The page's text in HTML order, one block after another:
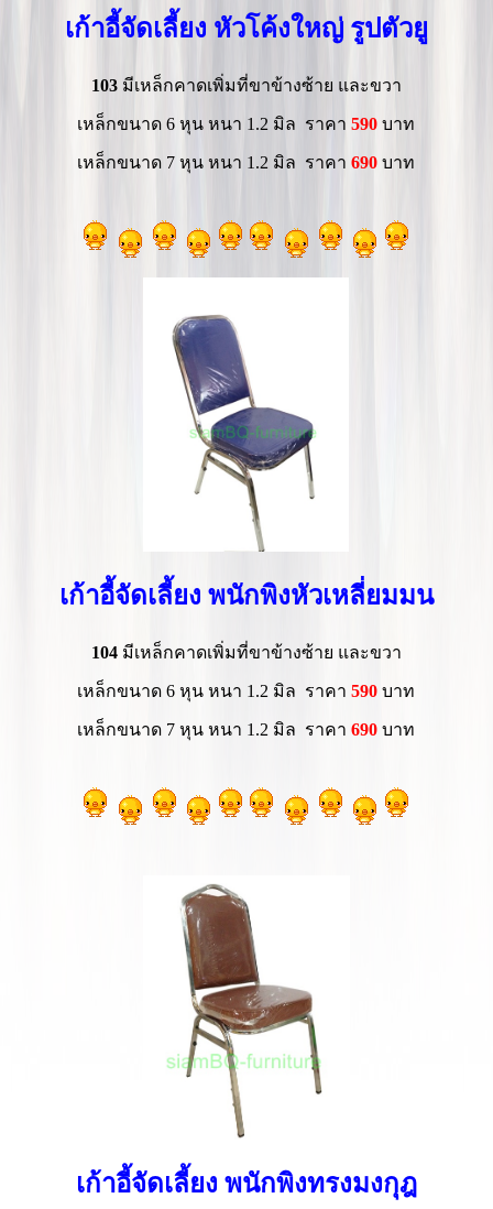
เก้าอี้จัดเลี้ยง หัวโค้งใหญ่ รูปตัวยู
103มีเหล็กคาดเพิ่มที่ขาข้างซ้าย และขวา
เหล็กขนาด 6 หุน หนา 1.2 มิล ราคา590 บาท
เหล็กขนาด 7 หุน หนา 1.2 มิล ราคา690 บาท
เก้าอี้จัดเลี้ยง พนักพิงหัวเหลี่ยมมน
104มีเหล็กคาดเพิ่มที่ขาข้างซ้าย และขวา
เหล็กขนาด 6 หุน หนา 1.2 มิล ราคา590 บาท
เหล็กขนาด 7 หุน หนา 1.2 มิล ราคา690 บาท
เก้าอี้จัดเลี้ยง พนักพิงทรงมงกุฎ